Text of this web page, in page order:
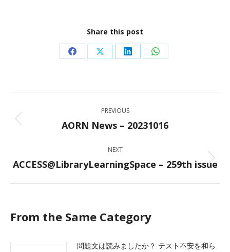
Share this post
Share
Facebook
Share
X
Share
LinkedIn
Share
WhatsApp
navigation
PREVIOUS
Previous
AORN News – 20231016
NEXT
Next
ACCESS@LibraryLearningSpace – 259th issue
From the Same Category
問題文は読みましたか？ テスト不安を和ら